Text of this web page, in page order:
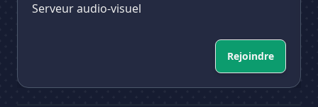
Serveur audio-visuel
Rejoindre